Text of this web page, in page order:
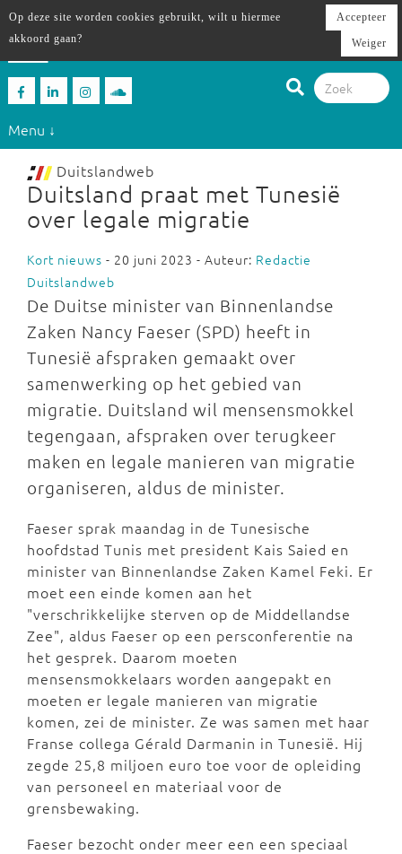
Menu ↓
Duitslandweb
Duitsland praat met Tunesië
over legale migratie
Kort nieuws - 20 juni 2023 - Auteur: Redactie
Duitslandweb
De Duitse minister van Binnenlandse
Zaken Nancy Faeser (SPD) heeft in
Tunesië afspraken gemaakt over
samenwerking op het gebied van
migratie. Duitsland wil mensensmokkel
tegengaan, afspraken over terugkeer
maken en legale manieren van migratie
organiseren, aldus de minister.
Faeser sprak maandag in de Tunesische
hoofdstad Tunis met president Kais Saied en
minister van Binnenlandse Zaken Kamel Feki. Er
moet een einde komen aan het
"verschrikkelijke sterven op de Middellandse
Zee", aldus Faeser op een persconferentie na
het gesprek. Daarom moeten
mensensmokkelaars worden aangepakt en
moeten er legale manieren van migratie
komen, zei de minister. Ze was samen met haar
Franse collega Gérald Darmanin in Tunesië. Hij
zegde 25,8 miljoen euro toe voor de opleiding
van personeel en materiaal voor de
grensbewaking.
Faeser bezocht onder meer een een speciaal
Op deze site worden cookies gebruikt, wilt u hiermee
akkoord gaan?
Accepteer
Weiger